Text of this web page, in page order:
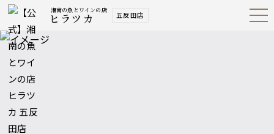
湘南の魚とワインの店
ヒラツカ 五反田店 Open
Navig